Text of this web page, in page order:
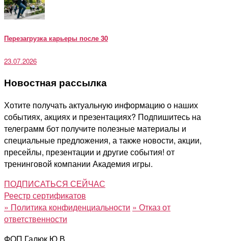
Перезагрузка карьеры после 30
23.07.2026
Новостная рассылка
Хотите получать актуальную информацию о наших
событиях, акциях и презентациях? Подпишитесь на
телеграмм бот получите полезные материалы и
специальные предложения, а также новости, акции,
пресейлы, презентации и другие события! от
тренинговой компании Академия игры.
ПОДПИСАТЬСЯ СЕЙЧАС
Реестр сертификатов
» Политика конфиденциальности » Отказ от
ответственности